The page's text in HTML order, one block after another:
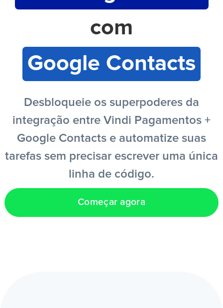
PT
com
Google Contacts
Desbloqueie os superpoderes da
integração entre Vindi Pagamentos +
Google Contacts e automatize suas
tarefas sem precisar escrever uma única
linha de código.
Começar agora